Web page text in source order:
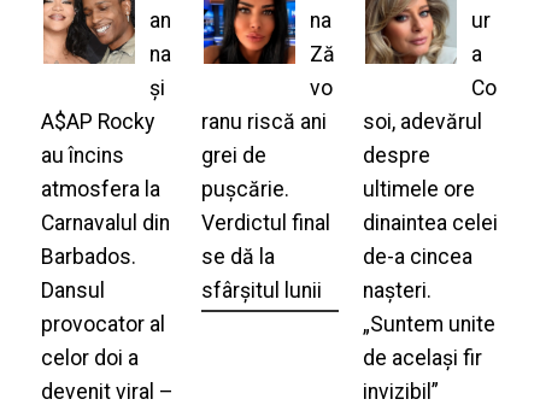
an
na
și
A$AP Rocky
au încins
atmosfera la
Carnavalul din
Barbados.
Dansul
provocator al
celor doi a
devenit viral –
na
Ză
vo
ranu riscă ani
grei de
pușcărie.
Verdictul final
se dă la
sfârșitul lunii
ur
a
Co
soi, adevărul
despre
ultimele ore
dinaintea celei
de-a cincea
nașteri.
„Suntem unite
de același fir
invizibil”